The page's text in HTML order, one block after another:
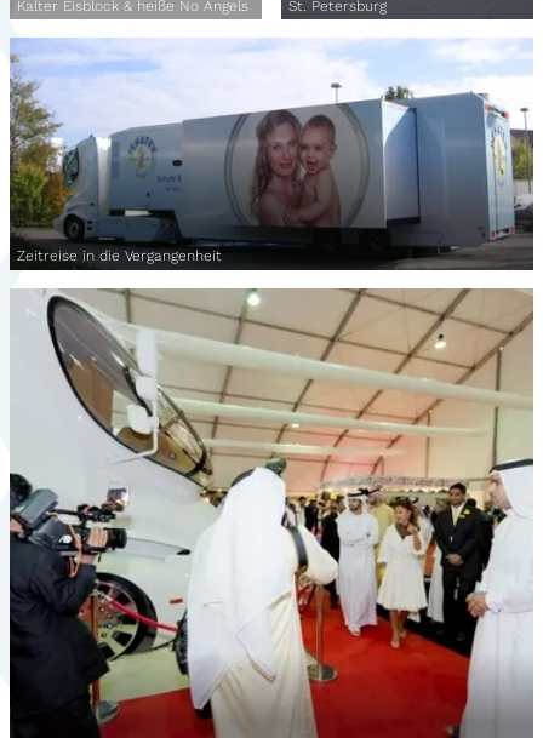
Kalter Eisblock & heiße No Angels
Zeitreise in die Vergangenheit
St. Petersburg